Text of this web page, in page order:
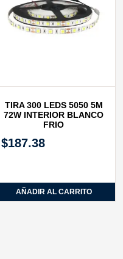
TIRA 300 LEDS 5050 5M
72W INTERIOR BLANCO
FRIO
$187.38
AÑADIR AL CARRITO